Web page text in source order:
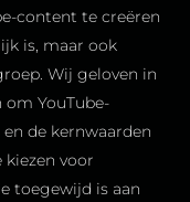
content te creëren
is, maar ook
Wij geloven in
YouTube-
de kernwaarden
voor
toegewijd is aan